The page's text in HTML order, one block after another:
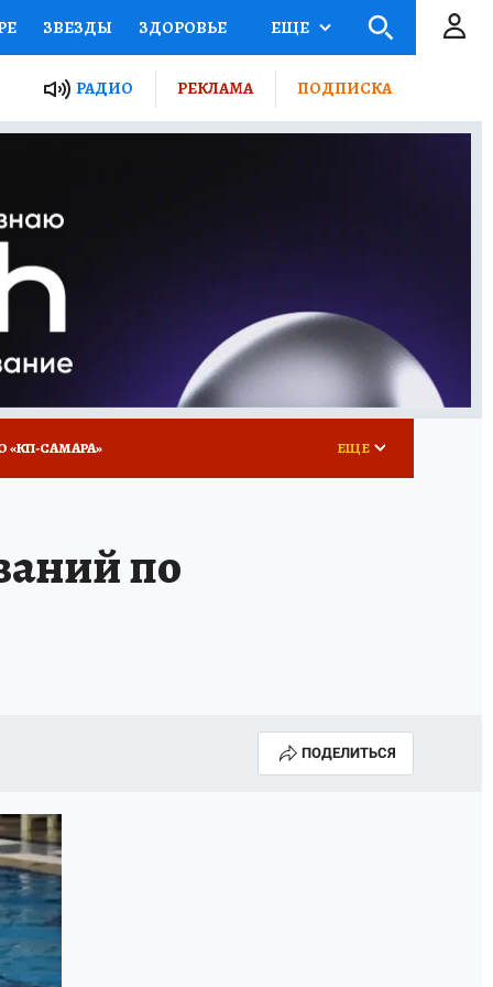
ЗВЕЗДЫ ЗДОРОВЬЕ
ПРОЕКТЫ РОССИИ
ПУТЕВОДИТЕЛЬ
ЕЩЕ
РАДИО РЕКЛАМА ПОДПИСКА
«КП-САМАРА»
ДЕНЬ ПОБЕДЫ В САМАРЕ 2025
ЕЩЕ
по
ПОДЕЛИТЬСЯ